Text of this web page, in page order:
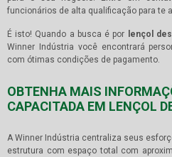
funcionários de alta qualificação para te
É isto! Quando a busca é por lençol
Winner Indústria você encontrará
com ótimas condições de pagamento.
OBTENHA MAIS
CAPACITADA EM LENÇOL
A Winner Indústria centraliza seus
estrutura com espaço total com